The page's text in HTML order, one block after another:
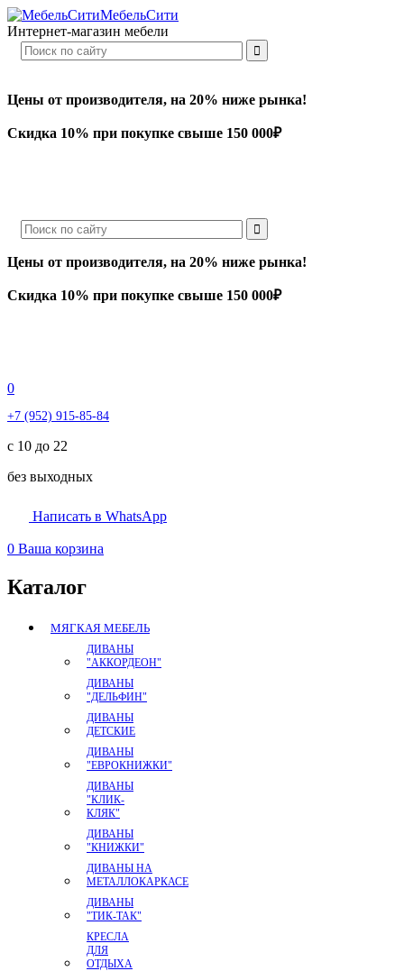
МебельСити
Интернет-магазин мебели
Цены от производителя, на 20% ниже рынка!
Скидка 10% при покупке свыше 150 000₽
Цены от производителя, на 20% ниже рынка!
Скидка 10% при покупке свыше 150 000₽
0
+7 (952) 915-85-84
с 10 до 22
без выходных
Написать в WhatsApp
0 Ваша корзина
Каталог
МЯГКАЯ МЕБЕЛЬ
ДИВАНЫ
"АККОРДЕОН"
ДИВАНЫ
"ДЕЛЬФИН"
ДИВАНЫ
ДЕТСКИЕ
ДИВАНЫ
"ЕВРОКНИЖКИ"
ДИВАНЫ
"КЛИК-
КЛЯК"
ДИВАНЫ
"КНИЖКИ"
ДИВАНЫ НА
МЕТАЛЛОКАРКАСЕ
ДИВАНЫ
"ТИК-ТАК"
КРЕСЛА
ДЛЯ
ОТДЫХА